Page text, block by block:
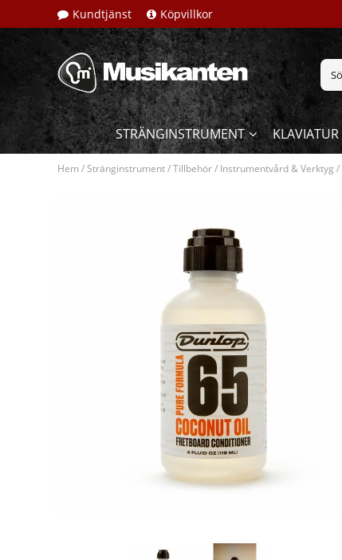
Kundtjänst Köpvillkor
STRÄNGINSTRUMENT KLAVIATUR
Hem /Stränginstrument/Tillbehör/ Instrumentvård & Verktyg /